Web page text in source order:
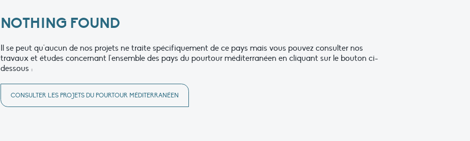
NOTHING FOUND
Il se peut qu'aucun de nos projets ne traite spécifiquement de ce pays mais vous pouvez consulter nos
travaux et études concernant l'ensemble des pays du pourtour méditerranéen en cliquant sur le bouton ci-
dessous :
CONSULTER LES PROJETS DU POURTOUR MÉDITERRANÉEN